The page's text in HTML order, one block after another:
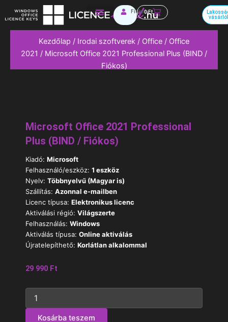
to
content
Fiókom
0FtKosár
Kezdőlap / Irodai szoftverek / Office / Office
2021 / Microsoft Office 2021 Professional Plus (BIND /
Fiókos)
Microsoft Office 2021 Professional
Plus (BIND / Fiókos)
Kiadó: Microsoft
Felhasználó/eszköz: 1 eszköz
Nyelv: Többnyelvű (Magyar is)
Szállítás: Azonnal e-mailben
Licenc típusa: Elektronikus licenc
Aktiválási régió: Világszerte
Felhasználás: Windows
Aktiválás típusa: Online aktiválás
Újratelepíthető: Korlátlan alkalommal
29 990 Ft
Microsoft
Office
2021
Kosárba teszem